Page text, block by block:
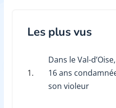
Les plus vus
1.
Dans le Val-
16 ans
son violeur